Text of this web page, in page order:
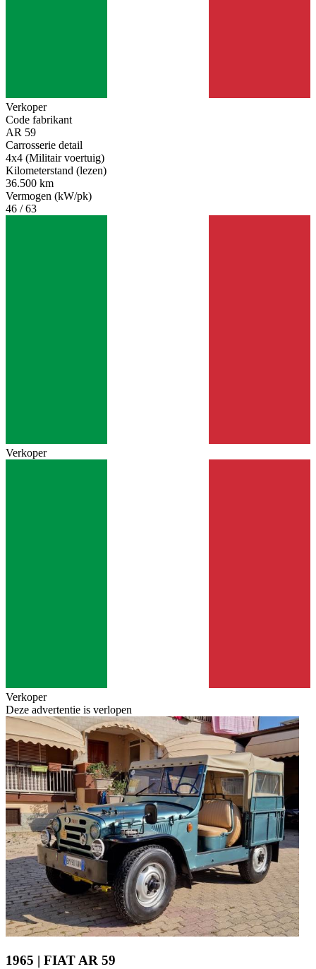
Verkoper
Code fabrikant
AR 59
Carrosserie detail
4x4 (Militair voertuig)
Kilometerstand (lezen)
36.500 km
Vermogen (kW/pk)
46 / 63
Verkoper
Verkoper
Deze advertentie is verlopen
1965 | FIAT AR 59